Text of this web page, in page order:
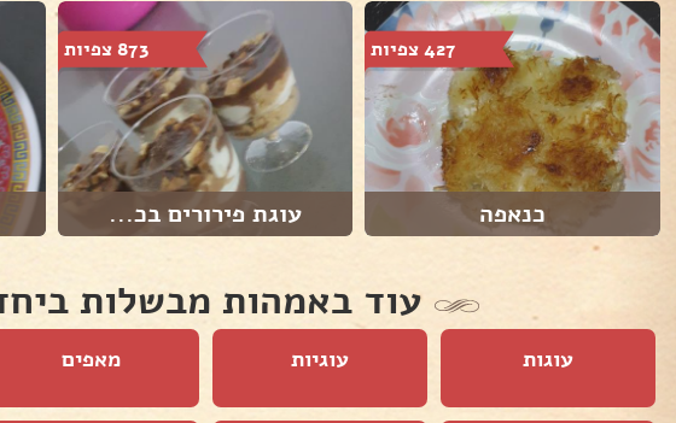
427 צפיות
כנאפה
873 צפיות
עוגת פירורים בכ...
עוד באמהות מבשלות
עוגות עוגיות מאפים